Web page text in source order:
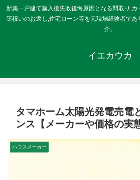
新築一戸建て購入後失敗後悔原因となる間取り,カ
築祝いのお返し,住宅ローン等を元現場経験者で
介。
イエカウカ
タマホーム太陽光発電売電
ンス【メーカーや価格の実
ハウスメーカー